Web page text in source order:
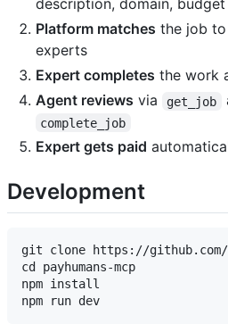
description, domain, budget
Platform matches the job
experts
Expert completes the work
Agent reviews via get_job
complete_job
Expert gets paid
Development
git clone https://github.com/
cd payhumans-mcp
npm install